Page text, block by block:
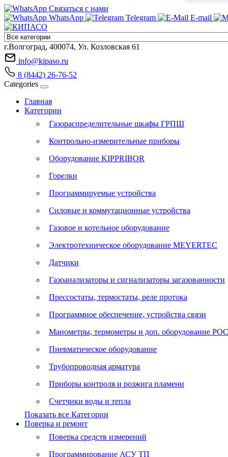
Связаться с нами
WhatsApp
Telegram E-mail
г.Волгоград, 400074, Ул. Козловская 61
info@kipaso.ru
8 (8442) 26-76-52
Categories
Главная
Категории
Газораспределительные шкафы ГРПШ
Контрольно-измерительные приборы
Оборудование KIPPRIBOR
Горелки
Программируемые устройства
Силовые и коммутационные устройства
Газовое и котельное оборудование
Электротехническое оборудование MEYERTEC
Датчики
Газоанализаторы и сигнализаторы загазованности
Прессостаты, термостаты, реле протока
Программное обеспечение, устройства связи
Манометры, термометры и доп. оборудование
Пневматическое оборудование
Трубопроводная арматура
Приборы контроля и розжига пламени
Счетчики воды и тепла
Показать все Категории
Поверка и ремонт
Поверка средств измерений
Программирование АСУ ТП